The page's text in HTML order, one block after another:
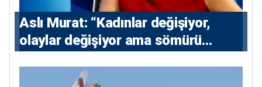
Aslı Murat: “Kadınlar değişiyor,
olaylar değişiyor ama sömürü